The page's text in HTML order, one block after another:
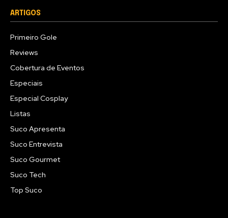
ARTIGOS
Primeiro Gole
Reviews
Cobertura de Eventos
Especiais
Especial Cosplay
Listas
Suco Apresenta
Suco Entrevista
Suco Gourmet
Suco Tech
Top Suco